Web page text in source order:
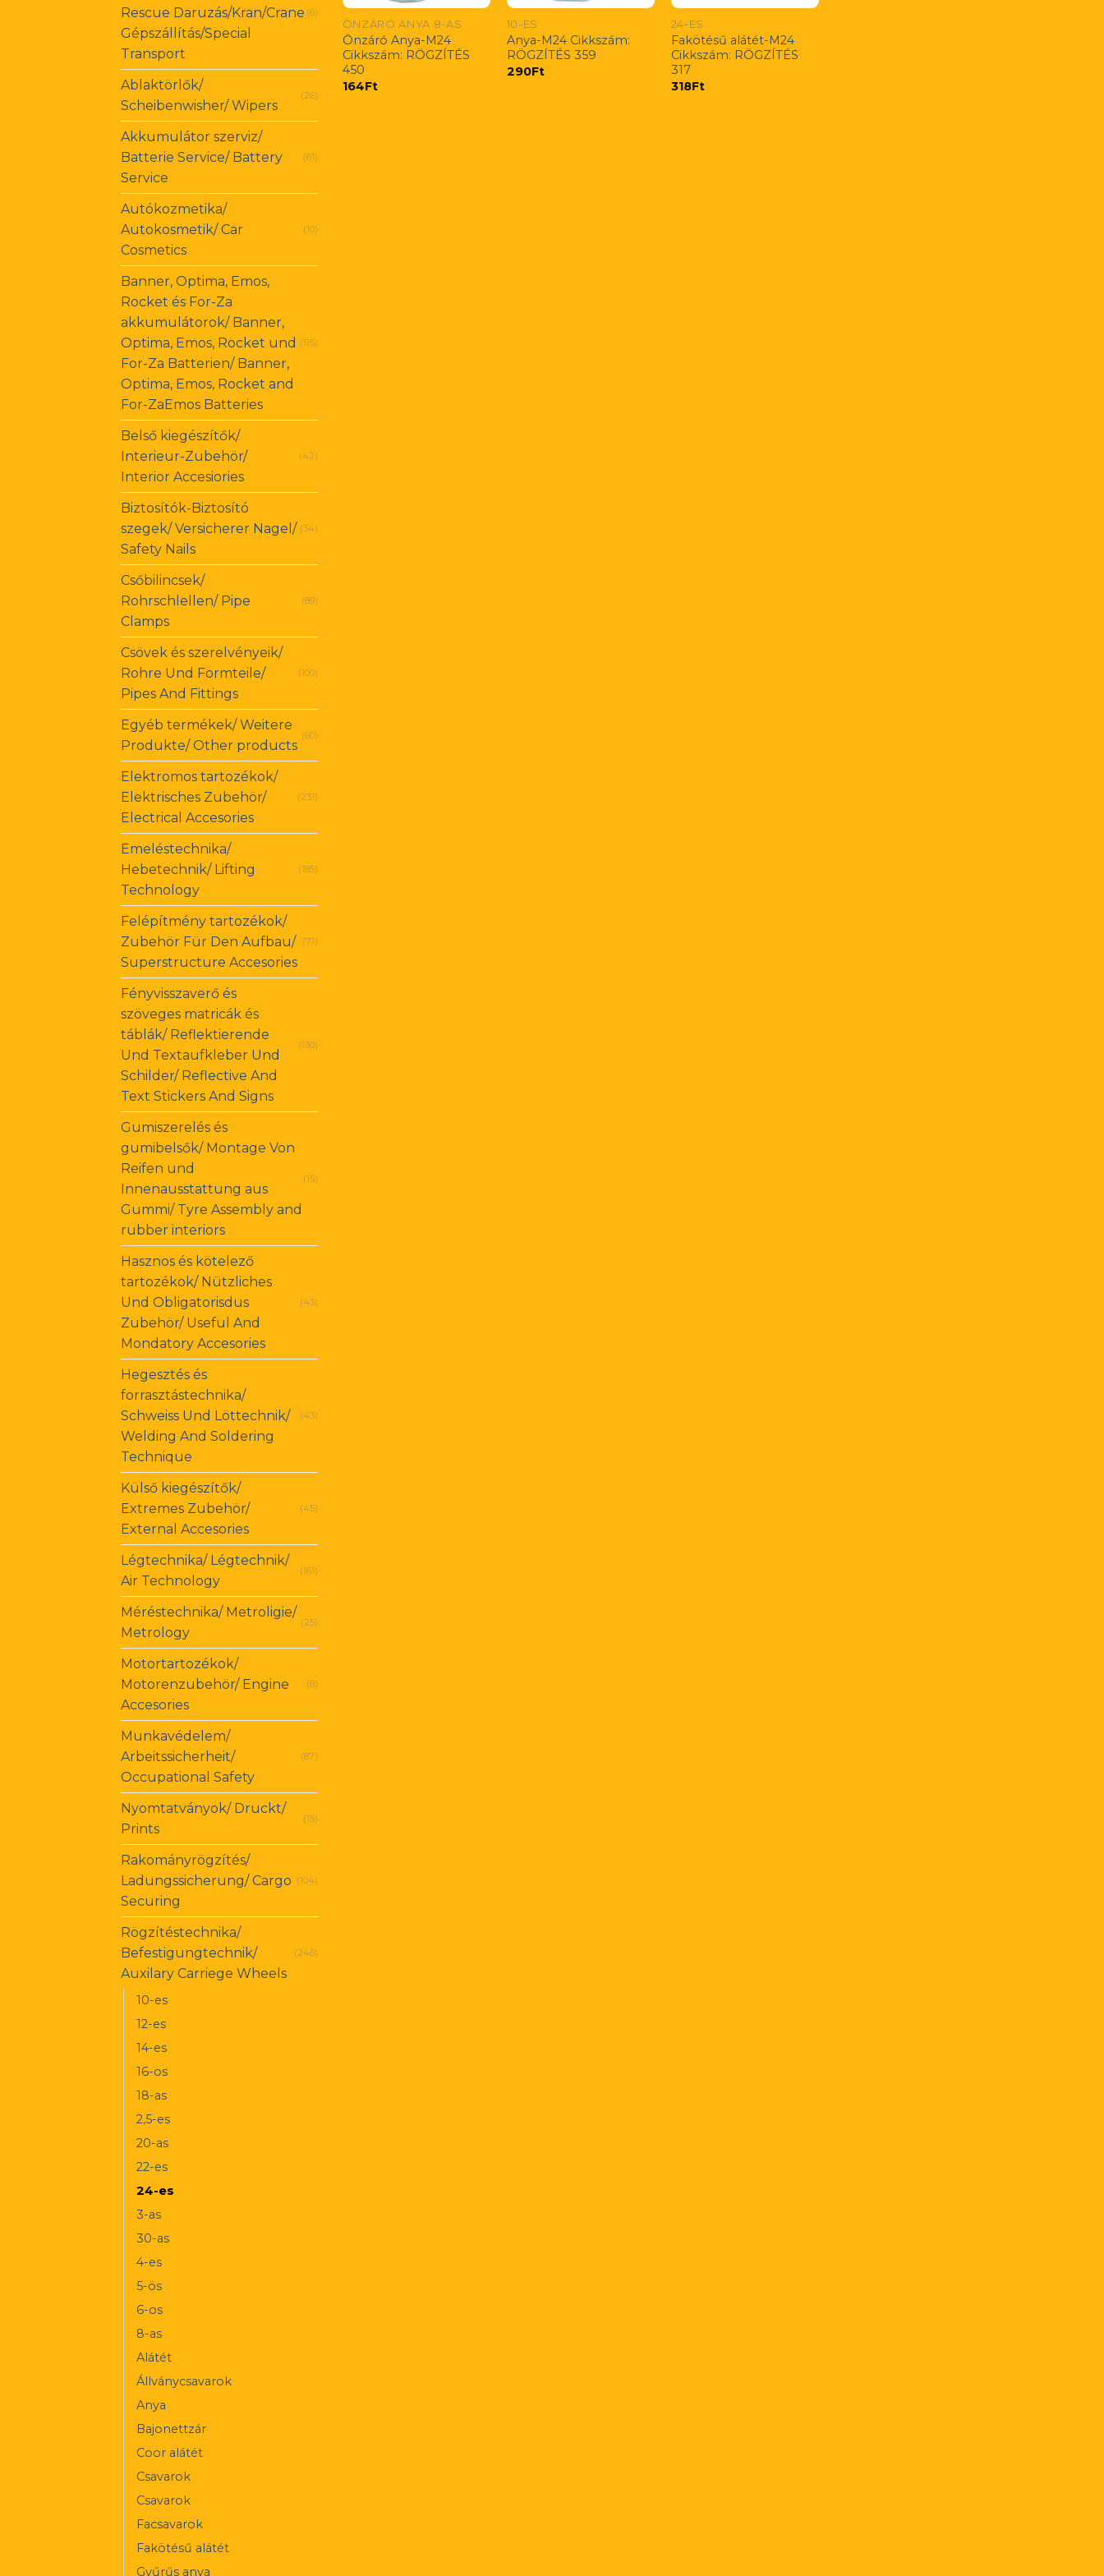
Rescue Daruzás/Kran/Crane
Gépszállítás/Special
Transport
(6)
Ablaktörlők/
Scheibenwisher/ Wipers
(26)
Akkumulátor szerviz/
Batterie Service/ Battery
Service
(61)
Autókozmetika/
Autokosmetik/ Car
Cosmetics
(10)
Banner, Optima, Emos,
Rocket és For-Za
akkumulátorok/ Banner,
Optima, Emos, Rocket und
For-Za Batterien/ Banner,
Optima, Emos, Rocket and
For-ZaEmos Batteries
(115)
Belső kiegészítők/
Interieur-Zubehör/
Interior Accesiories
(42)
Biztosítók-Biztosító
szegek/ Versicherer Nagel/
Safety Nails
(34)
Csőbilincsek/
Rohrschlellen/ Pipe
Clamps
(89)
Csövek és szerelvényeik/
Rohre Und Formteile/
Pipes And Fittings
(100)
Egyéb termékek/ Weitere
Produkte/ Other products
(60)
Elektromos tartozékok/
Elektrisches Zubehör/
Electrical Accesories
(231)
Emeléstechnika/
Hebetechnik/ Lifting
Technology
(185)
Felépítmény tartozékok/
Zubehör Für Den Aufbau/
Superstructure Accesories
(71)
Fényvisszaverő és
szöveges matricák és
táblák/ Reflektierende
Und Textaufkleber Und
Schilder/ Reflective And
Text Stickers And Signs
(130)
Gumiszerelés és
gumibelsők/ Montage Von
Reifen und
Innenausstattung aus
Gummi/ Tyre Assembly and
rubber interiors
(15)
Hasznos és kötelező
tartozékok/ Nützliches
Und Obligatorisdus
Zubehör/ Useful And
Mondatory Accesories
(43)
Hegesztés és
forrasztástechnika/
Schweiss Und Löttechnik/
Welding And Soldering
Technique
(43)
Külső kiegészítők/
Extremes Zubehör/
External Accesories
(45)
Légtechnika/ Légtechnik/
Air Technology
(161)
Méréstechnika/ Metroligie/
Metrology
(25)
Motortartozékok/
Motorenzubehör/ Engine
Accesories
(8)
Munkavédelem/
Arbeitssicherheit/
Occupational Safety
(87)
Nyomtatványok/ Druckt/
Prints
(15)
Rakományrögzítés/
Ladungssicherung/ Cargo
Securing
(104)
Rögzítéstechnika/
Befestigungtechnik/
Auxilary Carriege Wheels
(246)
10-es
12-es
14-es
16-os
18-as
2,5-es
20-as
22-es
24-es
3-as
30-as
4-es
5-ös
6-os
8-as
Alátét
Állványcsavarok
Anya
Bajonettzár
Coor alátét
Csavarok
Csavarok
Facsavarok
Fakötésű alátét
Gyűrűs anya
ÖNZÁRÓ ANYA 8-AS
Önzáró Anya-M24
Cikkszám: RÖGZÍTÉS
450
164Ft
10-ES
Anya-M24 Cikkszám:
RÖGZÍTÉS 359
290Ft
24-ES
Fakötésű alátét-M24
Cikkszám: RÖGZÍTÉS
317
318Ft